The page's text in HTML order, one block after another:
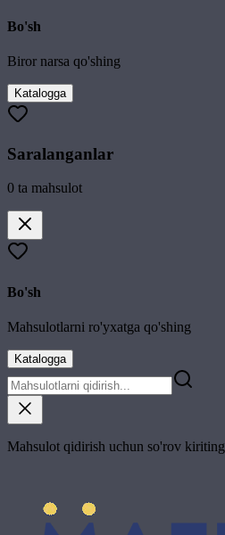
Bo'sh
Biror narsa qo'shing
Katalogga
Saralanganlar
0 ta mahsulot
Bo'sh
Mahsulotlarni ro'yxatga qo'shing
Katalogga
Mahsulot qidirish uchun so'rov kiriting